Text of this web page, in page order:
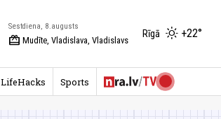
Sestdiena, 8.augusts
redeem Mudīte, Vladislava, Vladislavs
Rīgā +22°
LifeHacks Sports